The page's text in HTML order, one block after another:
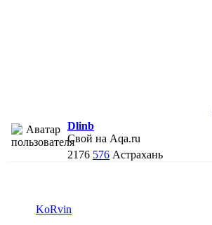
Dlinb
Свой на Aqa.ru
2176 576 Астрахань
KoRvin